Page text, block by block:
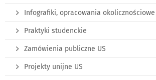
Infografiki, opracowania okolicznościowe
Praktyki studenckie
Zamówienia publiczne US
Projekty unijne US